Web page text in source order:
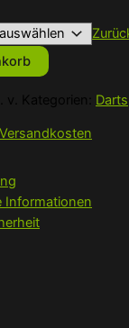
v. Kategorien: Darts
Versandkosten
Informationen